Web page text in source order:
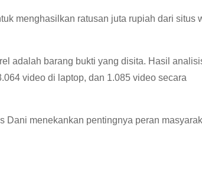
menghasilkan ratusan juta rupiah dari situs
adalah barang bukti yang disita. Hasil
video di laptop, dan 1.085 video secara
Dani menekankan pentingnya peran